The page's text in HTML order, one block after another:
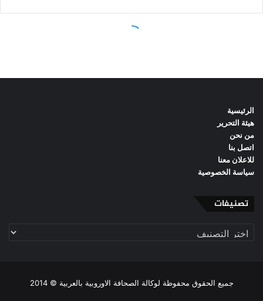
الرئيسية
هيئة التحرير
من نحن
اتصل بنا
للاعلان معنا
سياسة الخصوصية
تصنيفات
تصنيفات
جميع الحقوق محفوظة لوكالة الصحافة الاوروبية بالعربية © 2014